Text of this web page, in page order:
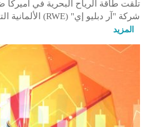
تلقت طاقة الرياح البحرية في أميركا
شركة "آر دبليو إي" (RWE) الألمانية التخلي عن مشروعاتها في…
المزيد